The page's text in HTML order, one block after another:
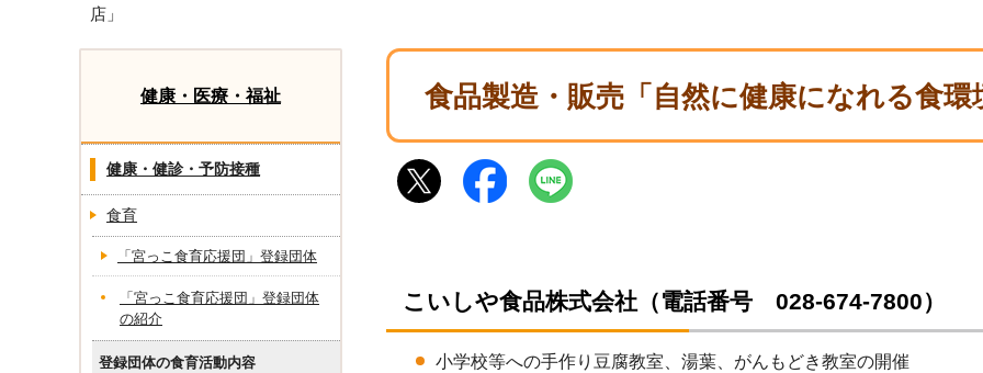
店」
食品製造・販売「自然に健康になれる食
こいしや食品株式会社（電話番号 028-674-7800）
小学校等への手作り豆腐教室、湯葉、がんもどき教室の開催
健康・医療・福祉
健康・健診・予防接種
食育
「宮っこ食育応援団」登録団体
「宮っこ食育応援団」登録団体
の紹介
登録団体の食育活動内容